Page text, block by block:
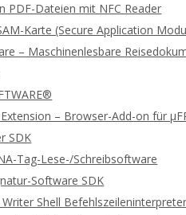
PDF-Dateien mit NFC Reader
Karte (Secure Application
– Maschinenlesbare
– Browser-Add-on für
SDK
Tag-Lese-/Schreibsoftware
Software SDK
Writer Shell Befehlszeileninterpreter